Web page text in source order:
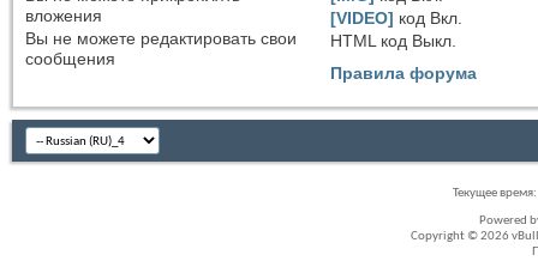
вложения
Вы не можете редактировать свои
сообщения
[VIDEO] код Вкл.
HTML код Выкл.
Правила форума
Текущее время:
Powered
Copyright © 2026